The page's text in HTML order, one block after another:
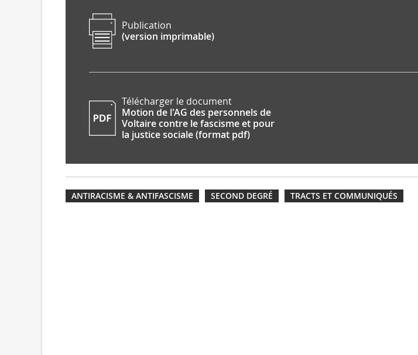
Publication
(version imprimable)
Télécharger le document
Motion de l'AG des personnels de
Voltaire contre le fascisme et pour
la justice sociale (format pdf)
ANTIRACISME & ANTIFASCISME SECOND DEGRÉ TRACTS ET COMMUNIQUÉS